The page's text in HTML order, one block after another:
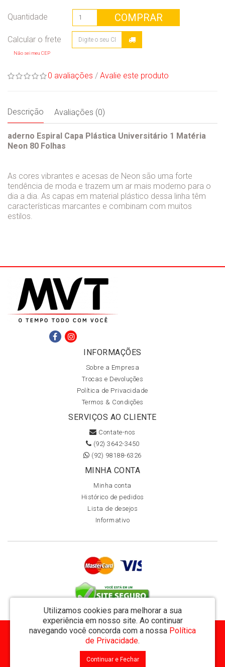
Quantidade COMPRAR
Não sei meu CEP
0 avaliações / Avalie este produto
Descrição Avaliações (0)
aderno Espiral Capa Plástica Universitário 1 Matéria
Neon 80 Folhas
As cores vibrantes e acesas de Neon são uma forte
tendência de moda e trazem um ar mais moderno para o
dia a dia. As capas em material plástico dessa linha têm
características marcantes e combinam com muitos
estilos.
INFORMAÇÕES
Sobre a Empresa
Trocas e Devoluções
Política de Privacidade
Termos & Condições
SERVIÇOS AO CLIENTE
Contate-nos
(92) 3642-3450
(92) 98188-6326
MINHA CONTA
Minha conta
Histórico de pedidos
Lista de desejos
Informativo
Utilizamos cookies para melhorar a sua
experiência em nosso site. Ao continuar
navegando você concorda com a nossa Política
de Privacidade.
Continuar e Fechar
MVT Comércio de Representação de Livros Ltda - CNPJ: 11.162.894/0001-32
Rua Visconde de Utinga 234 - Parque das Laranjeiras - Manaus / AM - CEP: 69058-810
MVT Livraria © 2026